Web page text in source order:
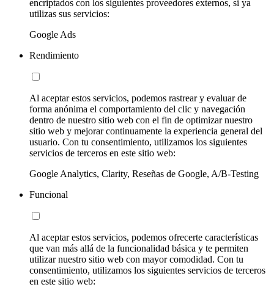
encriptados con los siguientes proveedores externos, si ya
utilizas sus servicios:
Google Ads
Rendimiento
Al aceptar estos servicios, podemos rastrear y evaluar de
forma anónima el comportamiento del clic y navegación
dentro de nuestro sitio web con el fin de optimizar nuestro
sitio web y mejorar continuamente la experiencia general del
usuario. Con tu consentimiento, utilizamos los siguientes
servicios de terceros en este sitio web:
Google Analytics, Clarity, Reseñas de Google, A/B-Testing
Funcional
Al aceptar estos servicios, podemos ofrecerte características
que van más allá de la funcionalidad básica y te permiten
utilizar nuestro sitio web con mayor comodidad. Con tu
consentimiento, utilizamos los siguientes servicios de terceros
en este sitio web: